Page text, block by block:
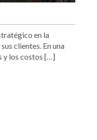
en la
clientes. En una
y los costos […]